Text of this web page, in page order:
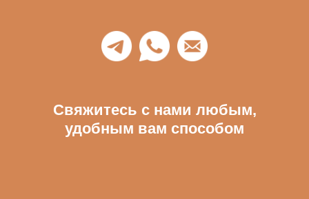
Свяжитесь с нами любым,
удобным вам способом